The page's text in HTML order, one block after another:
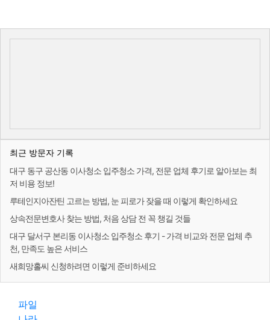
최근 방문자 기록
대구 동구 공산동 이사청소 입주청소 가격, 전문 업체 후기로 알아보는 최
저 비용 정보!
루테인지아잔틴 고르는 방법, 눈 피로가 잦을 때 이렇게 확인하세요
상속전문변호사 찾는 방법, 처음 상담 전 꼭 챙길 것들
대구 달서구 본리동 이사청소 입주청소 후기 - 가격 비교와 전문 업체 추
천, 만족도 높은 서비스
새희망홀씨 신청하려면 이렇게 준비하세요
파일